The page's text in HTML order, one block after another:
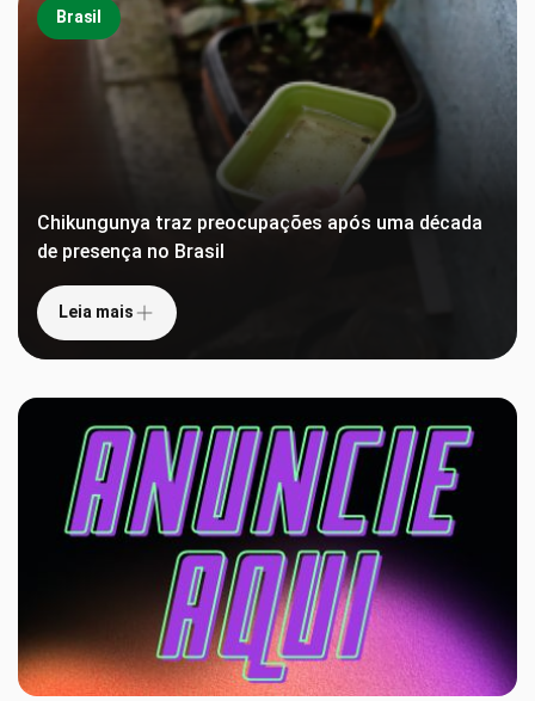
Brasil
Chikungunya traz preocupações após uma década
de presença no Brasil
Leia mais